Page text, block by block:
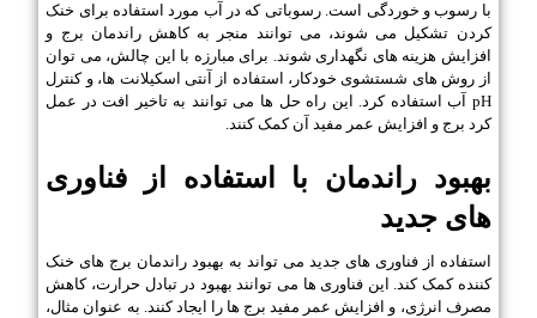
با رسوب و خوردگی است. رسوباتی که در آب مورد استفاده برای خنک
کردن تشکیل می شوند، می توانند منجر به کاهش راندمان برج و
افزایش هزینه های نگهداری شوند. برای مبارزه با این چالش، می توان
از روش های شستشوی خودکار، استفاده از آنتی اسکیلانت ها، و کنترل
pH آب استفاده کرد. این راه حل ها می توانند به تاخیر افت در عمل
کرد برج و افزایش عمر مفید آن کمک کنند.
بهبود راندمان با استفاده از فناوری
های جدید
استفاده از فناوری های جدید می تواند به بهبود راندمان برج های خنک
کننده کمک کند. این فناوری ها می توانند بهبود در تبادل حرارت، کاهش
مصرف انرژی، و افزایش عمر مفید برج ها را ایجاد کنند. به عنوان مثال،